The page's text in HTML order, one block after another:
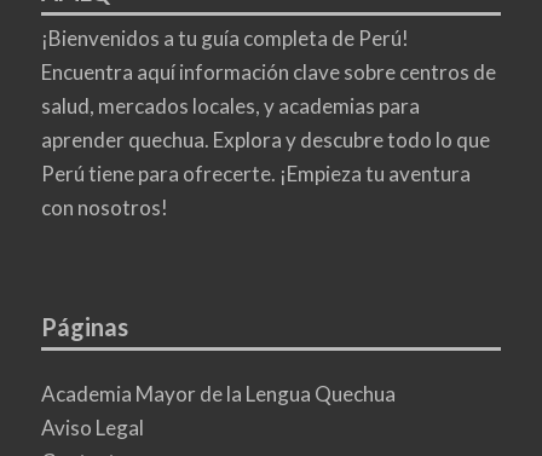
¡Bienvenidos a tu guía completa de Perú!
Encuentra aquí información clave sobre centros de
salud, mercados locales, y academias para
aprender quechua. Explora y descubre todo lo que
Perú tiene para ofrecerte. ¡Empieza tu aventura
con nosotros!
Páginas
Academia Mayor de la Lengua Quechua
Aviso Legal